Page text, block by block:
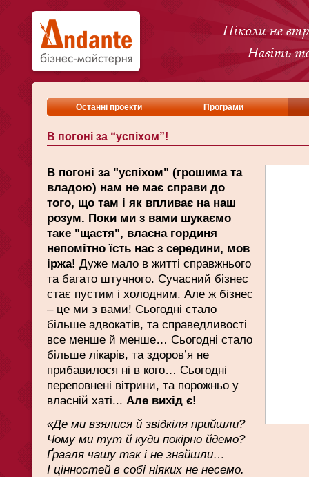
Останні проекти Програми
В погоні за “успіхом”!
В погоні за "успіхом" (грошима та
владою) нам не має справи до
того, що там і як впливає на наш
розум. Поки ми з вами шукаємо
таке "щастя", власна гординя
непомітно їсть нас з середини, мов
іржа! Дуже мало в житті справжнього
та багато штучного. Сучасний бізнес
стає пустим і холодним. Але ж бізнес
– це ми з вами! Сьогодні стало
більше адвокатів, та справедливості
все менше й менше… Сьогодні стало
більше лікарів, та здоров’я не
прибавилося ні в кого… Сьогодні
переповнені вітрини, та порожньо у
власній хаті... Але вихід є!
«Де ми взялися й звідкіля прийшли?
Чому ми тут й куди покірно йдемо?
Ґрааля чашу так і не знайшли…
І цінностей в собі ніяких не несемо.